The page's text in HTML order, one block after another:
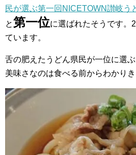
民が選ぶ第一回NICETOWN讃岐う
と第一位に選ばれたそうです。
ています。
舌の肥えたうどん県民が一位に選
美味さなのは食べる前からわかりき